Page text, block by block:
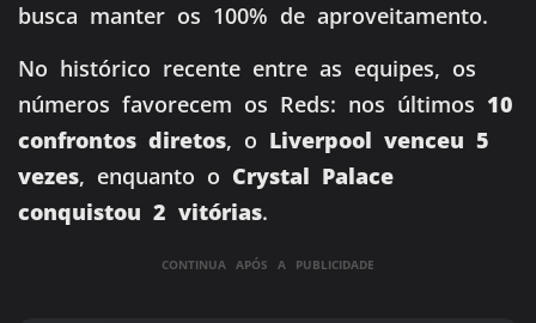
busca manter os 100% de aproveitamento.
No histórico recente entre as equipes, os
números favorecem os Reds: nos últimos 10
confrontos diretos, o Liverpool venceu 5
vezes, enquanto o Crystal Palace
conquistou 2 vitórias.
CONTINUA APÓS A PUBLICIDADE